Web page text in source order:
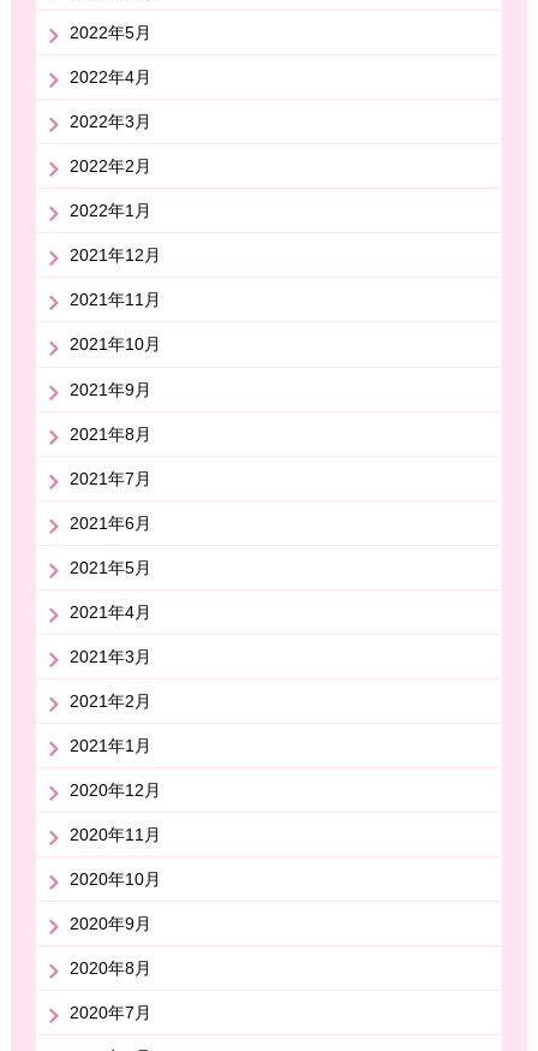
2022年5月
2022年4月
2022年3月
2022年2月
2022年1月
2021年12月
2021年11月
2021年10月
2021年9月
2021年8月
2021年7月
2021年6月
2021年5月
2021年4月
2021年3月
2021年2月
2021年1月
2020年12月
2020年11月
2020年10月
2020年9月
2020年8月
2020年7月